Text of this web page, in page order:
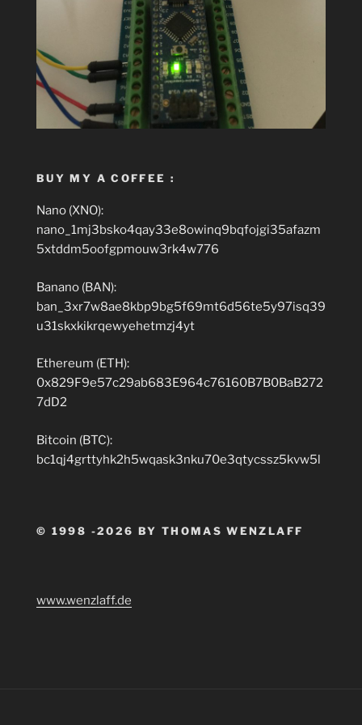
BUY MY A COFFEE :
Nano (XNO):
nano_1mj3bsko4qay33e8owinq9bqfojgi35afazm
5xtddm5oofgpmouw3rk4w776
Banano (BAN):
ban_3xr7w8ae8kbp9bg5f69mt6d56te5y97isq39
u31skxkikrqewyehetmzj4yt
Ethereum (ETH):
0x829F9e57c29ab683E964c76160B7B0BaB272
7dD2
Bitcoin (BTC):
bc1qj4grttyhk2h5wqask3nku70e3qtycssz5kvw5l
© 1998 -2026 BY THOMAS WENZLAFF
www.wenzlaff.de